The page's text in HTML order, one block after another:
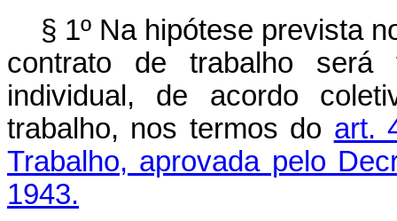
§ 1º Na hipótese prevista
contrato de trabalho será
individual, de acordo
trabalho, nos termos do art.
Trabalho, aprovada pelo
1943.